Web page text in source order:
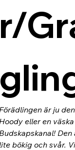
är ju
eller en
bökig och svår.